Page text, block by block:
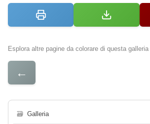
Esplora altre pagine da colorare di questa galleria
←
🗃 Galleria